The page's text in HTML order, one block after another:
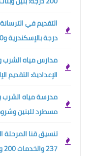
درجة بالإسكندرية و230 لوجه بحري
الإعدادية: التقديم
مسطرد للبنين
237 والخدمات 200 وكل البدائل المتاحة